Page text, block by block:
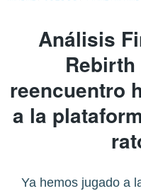
Análisis
Rebirth
reencuentro
a la
Ya hemos jugado a